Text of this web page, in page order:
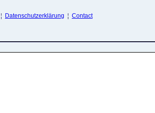
¦ Datenschutzerklärung ¦ Contact